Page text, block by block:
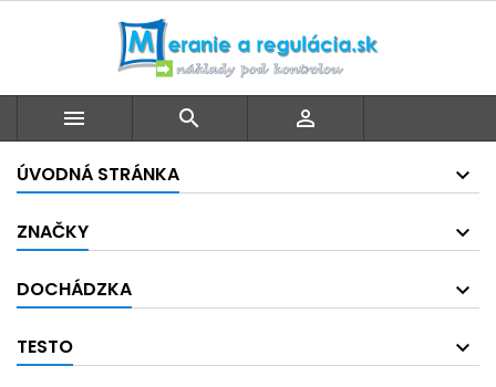
  
ÚVODNÁ STRÁNKA
ZNAČKY
DOCHÁDZKA
TESTO